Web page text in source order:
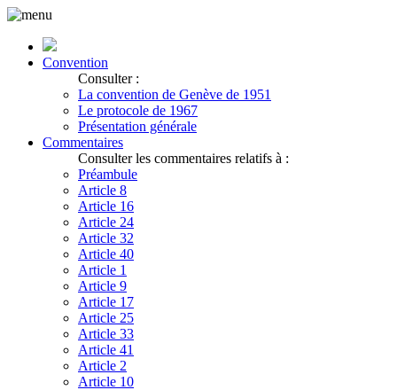
Convention
Consulter :
La convention de Genève de 1951
Le protocole de 1967
Présentation générale
Commentaires
Consulter les commentaires relatifs à :
Préambule
Article 8
Article 16
Article 24
Article 32
Article 40
Article 1
Article 9
Article 17
Article 25
Article 33
Article 41
Article 2
Article 10